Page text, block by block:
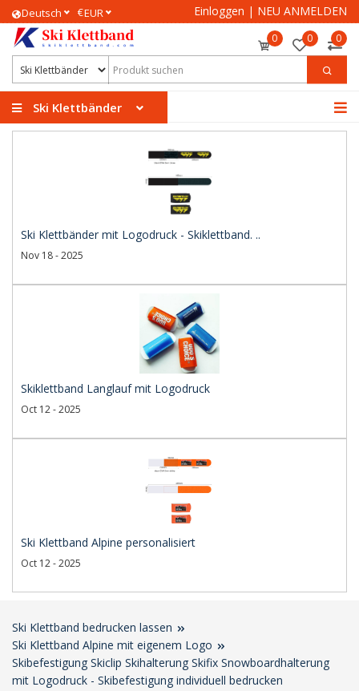
Deutsch €EUR Einloggen | NEU ANMELDEN
0 0 0
Ski Klettbänder
Ski Klettbänder mit Logodruck - Skiklettband. ..
Nov 18 - 2025
Skiklettband Langlauf mit Logodruck
Oct 12 - 2025
Ski Klettband Alpine personalisiert
Oct 12 - 2025
Ski Klettband bedrucken lassen
Ski Klettband Alpine mit eigenem Logo
Skibefestigung Skiclip Skihalterung Skifix Snowboardhalterung
mit Logodruck - Skibefestigung individuell bedrucken